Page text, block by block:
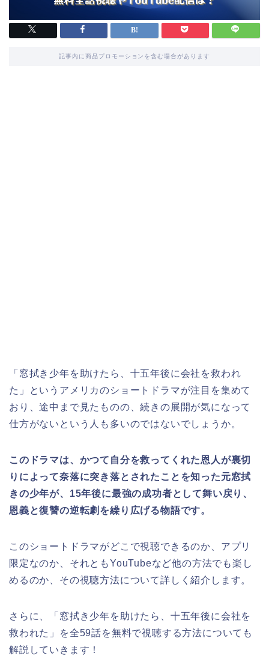
記事内に商品プロモーションを含む場合があります
「窓拭き少年を助けたら、十五年後に会社を救われ
た」というアメリカのショートドラマが注目を集めて
おり、途中まで見たものの、続きの展開が気になって
仕方がないという人も多いのではないでしょうか。
このドラマは、かつて自分を救ってくれた恩人が裏切
りによって奈落に突き落とされたことを知った元窓拭
きの少年が、15年後に最強の成功者として舞い戻り、
恩義と復讐の逆転劇を繰り広げる物語です。
このショートドラマがどこで視聴できるのか、アプリ
限定なのか、それともYouTubeなど他の方法でも楽し
めるのか、その視聴方法について詳しく紹介します。
さらに、「窓拭き少年を助けたら、十五年後に会社を
救われた」を全59話を無料で視聴する方法についても
解説していきます！